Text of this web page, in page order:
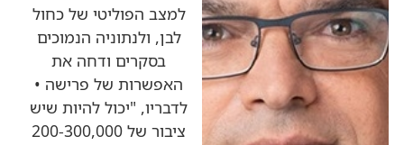
למצב הפוליטי של כחול
לבן, ולנתוניה הנמוכים
בסקרים ודחה את
האפשרות של פרישה •
לדבריו, "יכול להיות שיש
ציבור של 200-300,000